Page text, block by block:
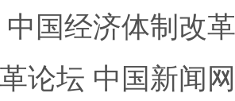
中国经济体制改
论坛 中国新闻网